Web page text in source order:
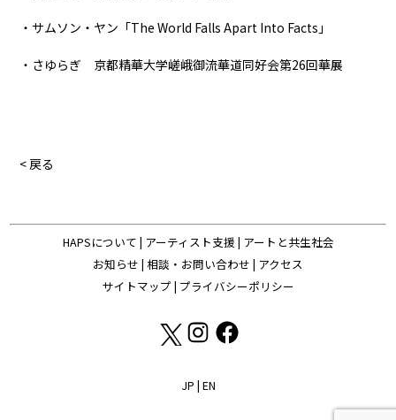
・サムソン・ヤン「The World Falls Apart Into Facts」
・さゆらぎ 京都精華大学嵯峨御流華道同好会第26回華展
< 戻る
HAPSについて | アーティスト支援 | アートと共生社会
お知らせ | 相談・お問い合わせ | アクセス
サイトマップ | プライバシーポリシー
JP | EN